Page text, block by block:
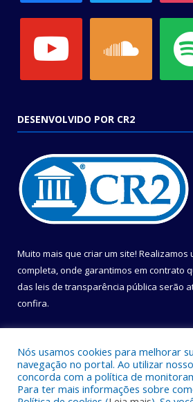
DESENVOLVIDO POR CR2
Muito mais que criar um site! Realizamos
completa, onde garantimos em contrato
das leis de transparência pública serão
confira.
Nós usamos cookies para melhorar
navegação no portal. Ao utilizar
concorda com a política de
Para ter mais informações sobre